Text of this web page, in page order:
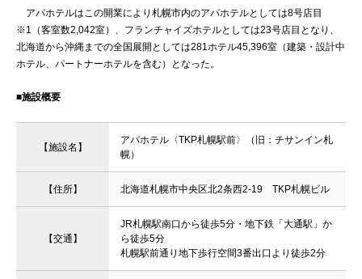
アパホテルはこの開業により札幌市内のアパホテルとしては8号店目
※1（客室数2,042室）、フランチャイズホテルとしては23号店目となり、
北海道から沖縄までの全国展開としては281ホテル45,396室（建築・設計中
ホテル、パートナーホテルを含む）となった。
■施設概要
【施設名】
アパホテル〈TKP札幌駅前〉（旧：チサンイン札
幌）
【住所】 北海道札幌市中央区北2条西2-19 TKP札幌ビル
【交通】
JR札幌駅南口から徒歩5分・地下鉄「大通駅」か
ら徒歩5分
札幌駅前通り地下歩行空間3番出口より徒歩2分